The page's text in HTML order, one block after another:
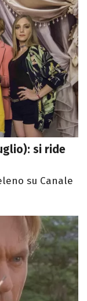
si ride
su Canale